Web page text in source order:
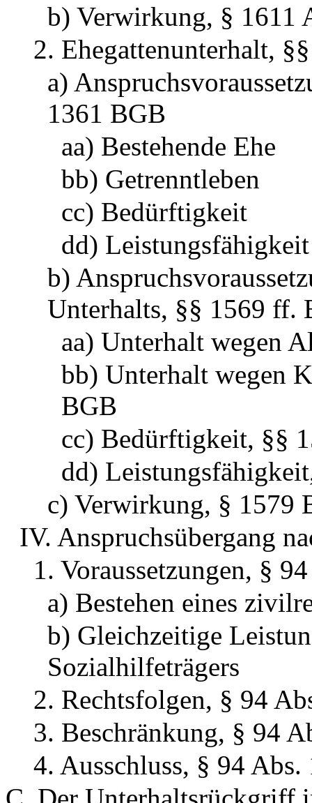
b) Verwirkung, § 1611
2. Ehegattenunterhalt,
a)
1361 BGB
aa) Bestehende Ehe
bb) Getrenntleben
cc) Bedürftigkeit
dd) Leistungsfähigkeit
b)
Unterhalts, §§ 1569 ff.
aa) Unterhalt wegen
bb) Unterhalt wegen
BGB
cc) Bedürftigkeit, §§
dd)
c) Verwirkung, § 1579
IV. Anspruchsübergang
1. Voraussetzungen, §
a) Bestehen eines
b) Gleichzeitige
Sozialhilfeträgers
2. Rechtsfolgen, § 94
3. Beschränkung, § 94
4. Ausschluss, § 94